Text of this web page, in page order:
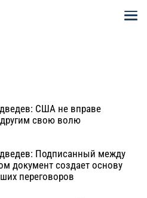
США не вправе
свою волю
Подписанный между
документ создает основу
переговоров